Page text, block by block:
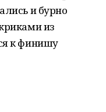
и бурно
из
к финишу